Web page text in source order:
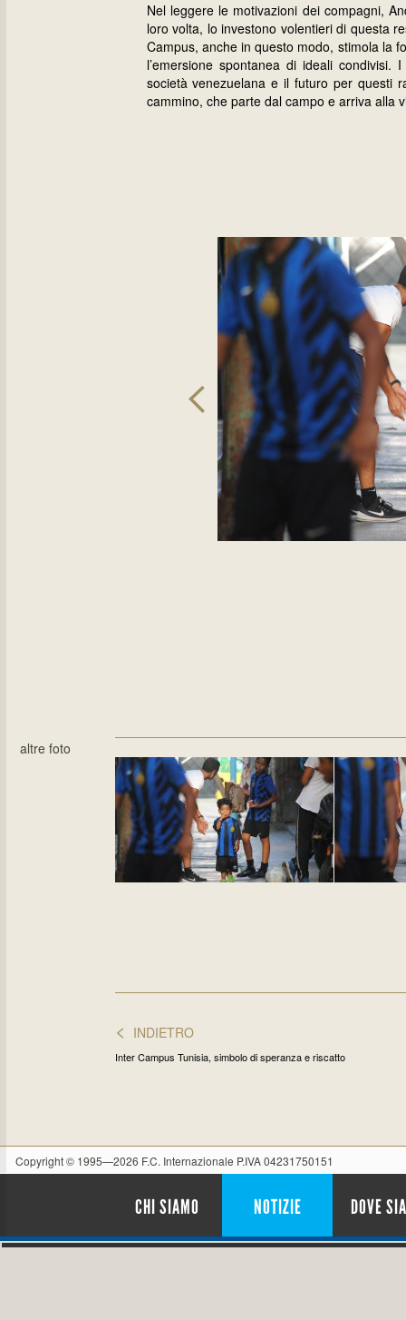
Nel leggere le motivazioni dei compagni,
loro volta, lo investono volentieri di questa
Campus, anche in questo modo, stimola la
l’emersione spontanea di ideali
società venezuelana e il futuro per questi
cammino, che parte dal campo e arriva alla
altre foto
< INDIETRO
Inter Campus Tunisia, simbolo di speranza e riscatto
Copyright © 1995—2026 F.C. Internazionale P.IVA 04231750151
CHI SIAMO NOTIZIE DOVE